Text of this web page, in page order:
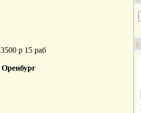
р 15 раб